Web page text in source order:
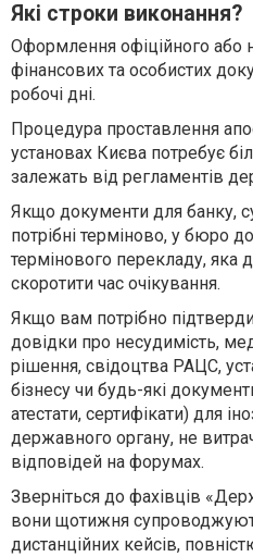
Які строки виконання?
Оформлення офіційного або
фінансових та особистих
робочі дні.
Процедура проставлення
установах Києва потребує
залежать від регламентів
Якщо документи для банку,
потрібні терміново, у бюро
термінового перекладу, яка
скоротити час очікування.
Якщо вам потрібно
довідки про несудимість,
рішення, свідоцтва РАЦС,
бізнесу чи будь-які
атестати, сертифікати) для
державного органу, не
відповідей на форумах.
Зверніться до фахівців
вони щотижня
дистанційних кейсів,